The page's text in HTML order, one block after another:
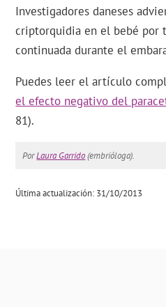
Investigadores daneses
criptorquidia en el bebé por
continuada durante el
Puedes leer el artículo
el efecto negativo del
81).
PorLaura Garrido(embrióloga).
Última actualización: 31/10/2013